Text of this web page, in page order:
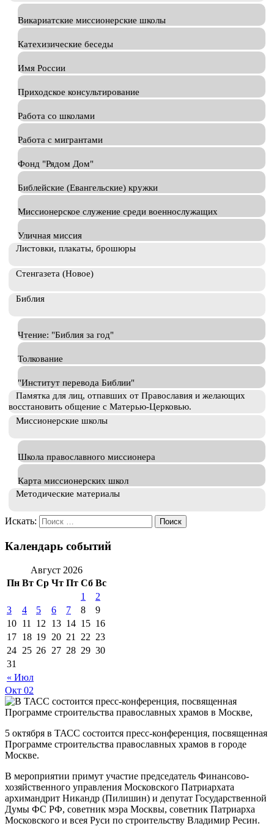
Викариатские миссионерские школы
Катехизические беседы
Имя России
Приходское консультирование
Работа со школами
Работа с мигрантами
Фонд "Рядом Дом"
Библейские (Евангельские) кружки
Миссионерское служение среди военнослужащих
Уличная миссия
Листовки, плакаты, брошюры
Стенгазета (Новое)
Библия
Чтение: "Библия за год"
Толкование
"Институт перевода Библии"
Памятка для лиц, отпавших от Православия и желающих
восстановить общение с Матерью-Церковью.
Миссионерские школы
Школа православного миссионера
Карта миссионерских школ
Методические материалы
Искать:
Календарь событий
Август 2026
Пн Вт Ср Чт Пт Сб Вс
« Июл
1
2
3
4 5 6 7 8
9
10 11 12 13 14 15 16
17 18 19 20 21 22 23
24 25 26 27 28 29 30
31
Окт 02
5 октября в ТАСС состоится пресс-конференция, посвященная
Программе строительства православных храмов в городе
Москве.
В мероприятии примут участие председатель Финансово-
хозяйственного управления Московского Патриархата
архимандрит Никандр (Пилишин) и депутат Государственной
Думы ФС РФ, советник мэра Москвы, советник Патриарха
Московского и всея Руси по строительству Владимир Ресин.